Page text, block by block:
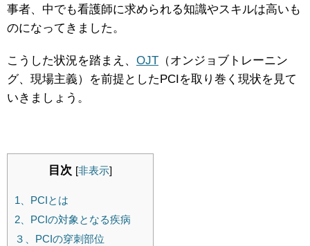
事者、中でも看護師に求められる知識やスキルは高いも
のになってきました。
こうした状況を踏まえ、 OJT （オンジョブトレーニン
グ、現場主義）を前提としたPCIを取り巻く現状を見て
いきましょう。
目次 [非表示]
1、PCIとは
2、PCIの対象となる疾病
３、PCIの穿刺部位